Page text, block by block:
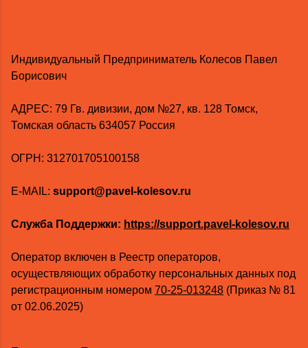
Индивидуальный Предприниматель Колесов Павел
Борисович
AДРЕС: 79 Гв. дивизии, дом №27, кв. 128 Томск,
Томская область 634057 Россия
ОГРН: 312701705100158
E-MAIL: support@pavel-kolesov.ru
Служба Поддержки: https://support.pavel-kolesov.ru
Оператор включен в Реестр операторов,
осуществляющих обработку персональных данных под
регистрационным номером 70-25-013248 (Приказ № 81
от 02.06.2025)